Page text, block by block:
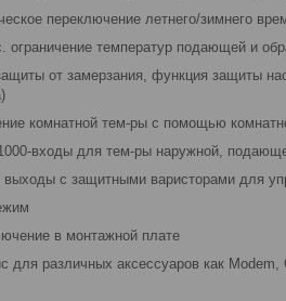
переключение летнего/зимнего
ограничение температур подающей и
от замерзания, функция защиты
комнатной тем-ры с помощью
входы для тем-ры наружной,
выходы с защитными варисторами для
в монтажной плате
для различных аксессуаров как Modem,